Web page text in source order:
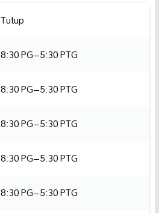
Tutup
8:30 PG–5:30 PTG
8:30 PG–5:30 PTG
8:30 PG–5:30 PTG
8:30 PG–5:30 PTG
8:30 PG–5:30 PTG